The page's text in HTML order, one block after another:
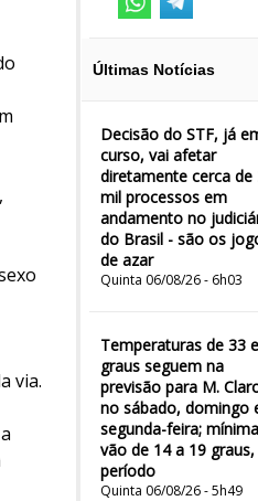
Últimas Notícias
Decisão do STF, já
curso, vai afetar
diretamente cerca de
mil processos em
andamento no
do Brasil - são os
de azar
Quinta 06/08/26 - 6h03
Temperaturas de 33
graus seguem na
previsão para M.
no sábado, domingo
segunda-feira;
vão de 14 a 19
período
Quinta 06/08/26 - 5h49
via.